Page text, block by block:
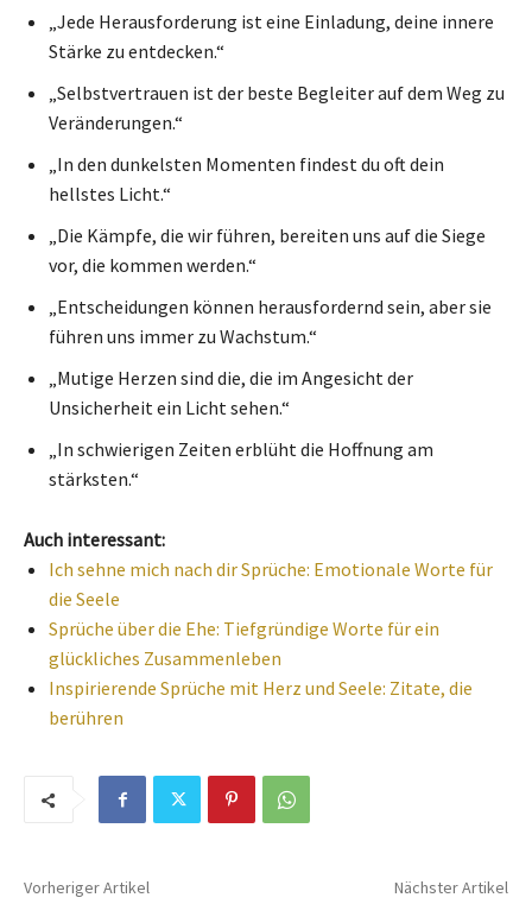
„Jede Herausforderung ist eine Einladung, deine innere
Stärke zu entdecken.“
„Selbstvertrauen ist der beste Begleiter auf dem Weg zu
Veränderungen.“
„In den dunkelsten Momenten findest du oft dein
hellstes Licht.“
„Die Kämpfe, die wir führen, bereiten uns auf die Siege
vor, die kommen werden.“
„Entscheidungen können herausfordernd sein, aber sie
führen uns immer zu Wachstum.“
„Mutige Herzen sind die, die im Angesicht der
Unsicherheit ein Licht sehen.“
„In schwierigen Zeiten erblüht die Hoffnung am
stärksten.“
Auch interessant:
Ich sehne mich nach dir Sprüche: Emotionale Worte für
die Seele
Sprüche über die Ehe: Tiefgründige Worte für ein
glückliches Zusammenleben
Inspirierende Sprüche mit Herz und Seele: Zitate, die
berühren
Vorheriger Artikel Nächster Artikel